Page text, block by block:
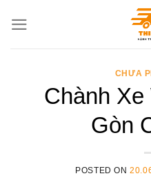
CHƯA
Chành Xe
Gòn
POSTED ON